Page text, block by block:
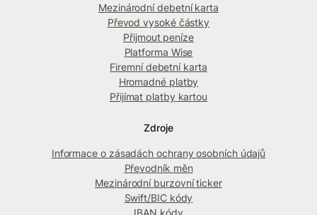
Mezinárodní debetní karta
Převod vysoké částky
Přijmout peníze
Platforma Wise
Firemní debetní karta
Hromadné platby
Přijímat platby kartou
Zdroje
Informace o zásadách ochrany osobních údajů
Převodník měn
Mezinárodní burzovní ticker
Swift/BIC kódy
IBAN kódy